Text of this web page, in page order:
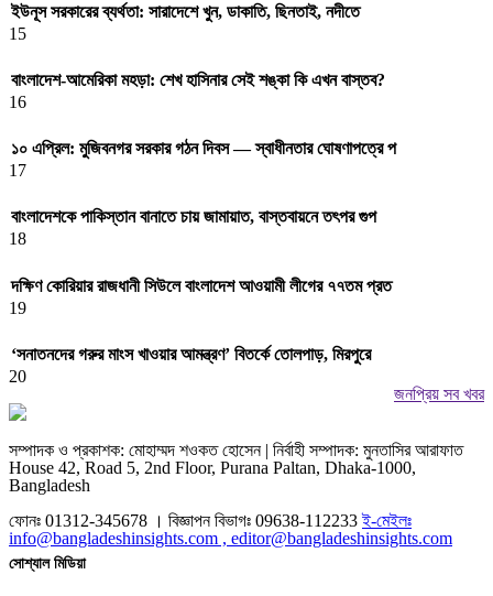
ইউনূস সরকারের ব্যর্থতা: সারাদেশে খুন, ডাকাতি, ছিনতাই, নদীতে
15
বাংলাদেশ-আমেরিকা মহড়া: শেখ হাসিনার সেই শঙ্কা কি এখন বাস্তব?
16
১০ এপ্রিল: মুজিবনগর সরকার গঠন দিবস — স্বাধীনতার ঘোষণাপত্রে প
17
বাংলাদেশকে পাকিস্তান বানাতে চায় জামায়াত, বাস্তবায়নে তৎপর গুপ
18
দক্ষিণ কোরিয়ার রাজধানী সিউলে বাংলাদেশ আওয়ামী লীগের ৭৭তম প্রত
19
‘সনাতনদের গরুর মাংস খাওয়ার আমন্ত্রণ’ বিতর্কে তোলপাড়, মিরপুরে
20
জনপ্রিয় সব খবর
সম্পাদক ও প্রকাশক: মোহাম্মদ শওকত হোসেন | নির্বাহী সম্পাদক: মুনতাসির আরাফাত
House 42, Road 5, 2nd Floor, Purana Paltan, Dhaka-1000,
Bangladesh
ফোনঃ 01312-345678 । বিজ্ঞাপন বিভাগঃ 09638-112233ই-মেইলঃ
info@bangladeshinsights.com , editor@bangladeshinsights.com
সোশ্যাল মিডিয়া